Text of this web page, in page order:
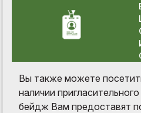
Вы также можете
наличии
бейдж Вам предоставят